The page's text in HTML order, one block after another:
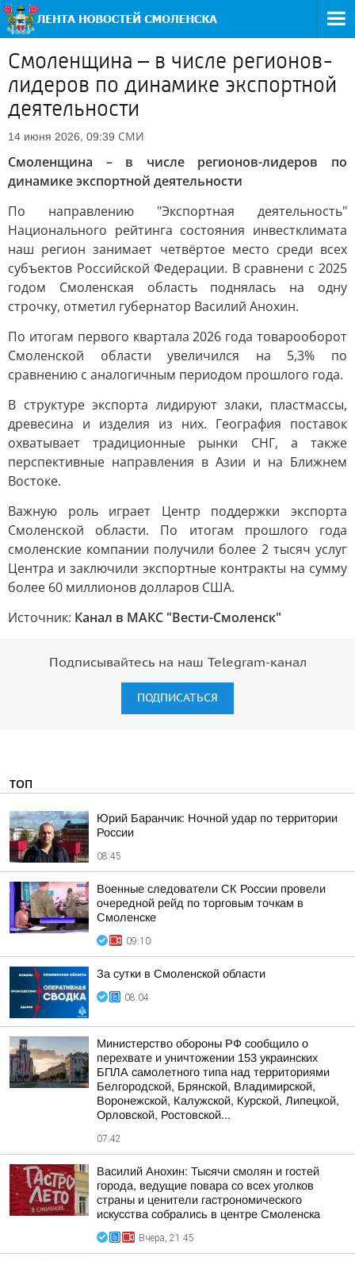
Смоленщина – в числе регионов-
лидеров по динамике экспортной
деятельности
14 июня 2026, 09:39 СМИ
Смоленщина – в числе регионов-лидеров по
динамике экспортной деятельности
По направлению "Экспортная деятельность"
Национального рейтинга состояния инвестклимата
наш регион занимает четвёртое место среди всех
субъектов Российской Федерации. В сравнени с 2025
годом Смоленская область поднялась на одну
строчку, отметил губернатор Василий Анохин.
По итогам первого квартала 2026 года товарооборот
Смоленской области увеличился на 5,3% по
сравнению с аналогичным периодом прошлого года.
В структуре экспорта лидируют злаки, пластмассы,
древесина и изделия из них. География поставок
охватывает традиционные рынки СНГ, а также
перспективные направления в Азии и на Ближнем
Востоке.
Важную роль играет Центр поддержки экспорта
Смоленской области. По итогам прошлого года
смоленские компании получили более 2 тысяч услуг
Центра и заключили экспортные контракты на сумму
более 60 миллионов долларов США.
Источник: Канал в МАКС "Вести-Смоленск"
Подписывайтесь на наш Telegram-канал
ПОДПИСАТЬСЯ
ТОП
Юрий Баранчик: Ночной удар по территории
России
08:45
Военные следователи СК России провели
очередной рейд по торговым точкам в
Смоленске
09:10
За сутки в Смоленской области
08:04
Министерство обороны РФ сообщило о
перехвате и уничтожении 153 украинских
БПЛА самолетного типа над территориями
Белгородской, Брянской, Владимирской,
Воронежской, Калужской, Курской, Липецкой,
Орловской, Ростовской...
07:42
Василий Анохин: Тысячи смолян и гостей
города, ведущие повара со всех уголков
страны и ценители гастрономического
искусства собрались в центре Смоленска
Вчера, 21:45